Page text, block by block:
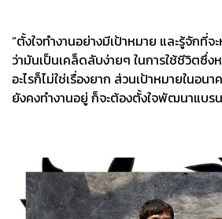
“ตั้งใจทำงานอย่างมีเป้าหมาย และรู้จักที่จ
ว่ามันเป็นเคล็ดลับง่ายๆ ในการใช้ชีวิตซึ่ง
อะไรก็ไม่ใช่เรื่องยาก ส่วนเป้าหมายในอน
ยังคงทำงานอยู่ ก็จะต้องตั้งใจพัฒนาแบร